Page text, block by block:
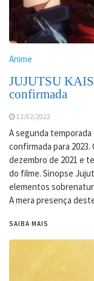
Anime
JUJUTSU
confirmada
12/02/2022
A segunda
confirmada para 2023.
dezembro de 2021 e
do filme. Sinopse
elementos
A mera presença
SAIBA MAIS